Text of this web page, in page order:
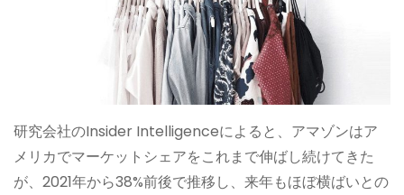
研究会社のInsider Intelligenceによると、アマゾンはア
メリカでマーケットシェアをこれまで伸ばし続けてきた
が、2021年から38%前後で推移し、来年もほぼ横ばいとの